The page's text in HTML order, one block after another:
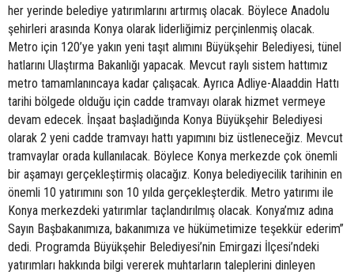
her yerinde belediye yatırımlarını artırmış olacak. Böylece Anadolu
şehirleri arasında Konya olarak liderliğimiz perçinlenmiş olacak.
Metro için 120’ye yakın yeni taşıt alımını Büyükşehir Belediyesi, tünel
hatlarını Ulaştırma Bakanlığı yapacak. Mevcut raylı sistem hattımız
metro tamamlanıncaya kadar çalışacak. Ayrıca Adliye-Alaaddin Hattı
tarihi bölgede olduğu için cadde tramvayı olarak hizmet vermeye
devam edecek. İnşaat başladığında Konya Büyükşehir Belediyesi
olarak 2 yeni cadde tramvayı hattı yapımını biz üstleneceğiz. Mevcut
tramvaylar orada kullanılacak. Böylece Konya merkezde çok önemli
bir aşamayı gerçekleştirmiş olacağız. Konya belediyecilik tarihinin en
önemli 10 yatırımını son 10 yılda gerçekleşterdik. Metro yatırımı ile
Konya merkezdeki yatırımlar taçlandırılmış olacak. Konya’mız adına
Sayın Başbakanımıza, bakanımıza ve hükümetimize teşekkür ederim”
dedi. Programda Büyükşehir Belediyesi’nin Emirgazi İlçesi’ndeki
yatırımları hakkında bilgi vererek muhtarların taleplerini dinleyen